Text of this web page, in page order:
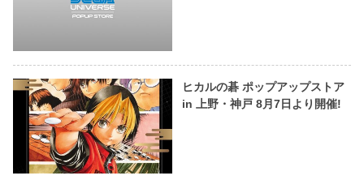
ヒカルの碁 ポップアップストア
in 上野・神戸 8月7日より開催!